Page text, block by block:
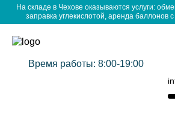
На складе в Чехове оказываются услуги:
заправка углекислотой, аренда баллонов с
Время работы: 8:00-19:00